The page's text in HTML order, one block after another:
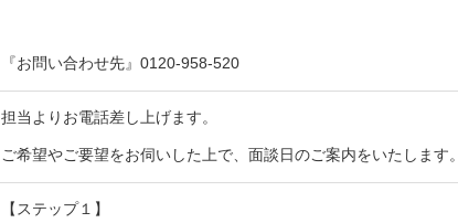
『お問い合わせ先』0120-958-520
担当よりお電話差し上げます。
ご希望やご要望をお伺いした上で、面談日のご案内をいたします。
【ステップ１】